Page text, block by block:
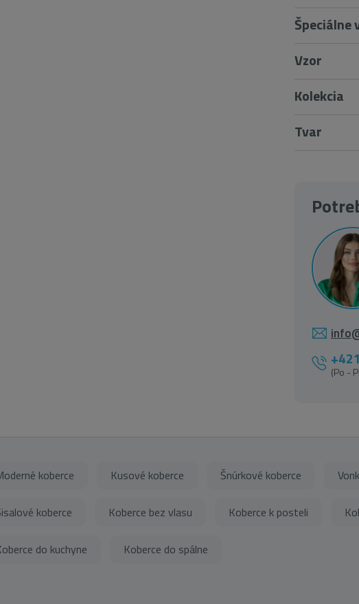
Špeciálne
Vzor
Kolekcia
Tvar
(Po -
koberce Kusové koberce Šnúrkové koberce
koberce Koberce bez vlasu Koberce k posteli
do kuchyne Koberce do spálne